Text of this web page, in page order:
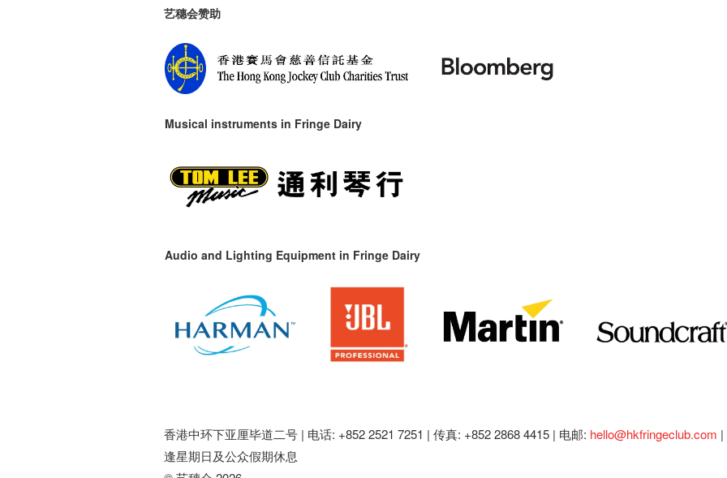
艺穗会赞助
Musical instruments in Fringe Dairy
Audio and Lighting Equipment in Fringe Dairy
香港中环下亚厘毕道二号 | 电话: +852 2521 7251 | 传真: +852 2868 4415 | 电邮: hello@hkfringeclub.com |
逢星期日及公众假期休息